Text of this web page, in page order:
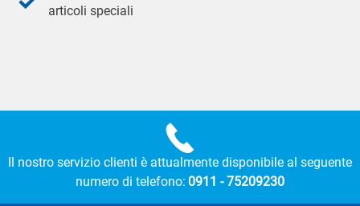
articoli speciali
Il nostro servizio clienti è attualmente disponibile al seguente
numero di telefono: 0911 - 75209230